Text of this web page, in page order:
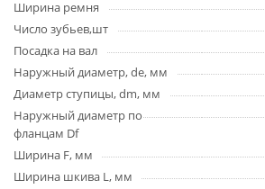
Ширина ремня
Число зубьев,шт
Посадка на вал
Наружный диаметр, de, мм
Диаметр ступицы, dm, мм
Наружный диаметр по
фланцам Df
Ширина F, мм
Ширина шкива L, мм